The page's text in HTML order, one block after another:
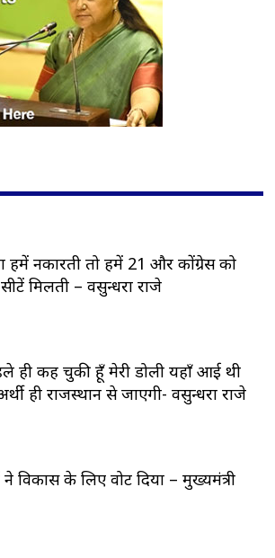
हमें नकारती तो हमें 21 और कोंग्रेस को
मिलती – वसुन्धरा राजे
ही कह चुकी हूँ मेरी डोली यहाँ आई थी
ही राजस्थान से जाएगी- वसुन्धरा राजे
ने विकास के लिए वोट दिया – मुख्यमंत्री